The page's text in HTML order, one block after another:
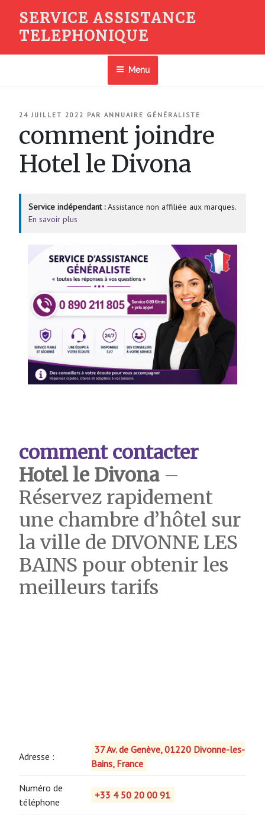
contenu
SERVICE ASSISTANCE
TELEPHONIQUE
Menu
PUBLIÉ
24 JUILLET 2022 PAR ANNUAIRE GÉNÉRALISTE
comment joindre
Hotel le Divona
Service indépendant :Assistance non affiliée aux marques.
En savoir plus
comment contacter
Hotel le Divona–
Réservez rapidement
une chambre d’hôtel sur
la ville de DIVONNE LES
BAINS pour obtenir les
meilleurs tarifs
Adresse :
37 Av. de Genève, 01220 Divonne-les-
Bains, France
Numéro de
téléphone
+33 4 50 20 00 91